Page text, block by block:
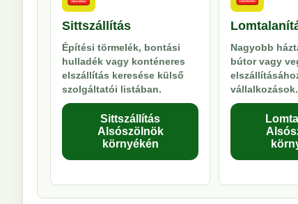
Sittszállítás
Építési törmelék, bontási
hulladék vagy konténeres
elszállítás keresése külső
szolgáltatói listában.
Sittszállítás
Alsószölnök
környékén
Nagyobb
bútor vagy
vállalkozások.